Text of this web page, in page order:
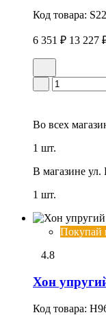
Код товара:
6 351 ₽ 13 227
Во всех
1 шт.
В магазине ул.
1 шт.
Покупай
4.8
Хон
Код товара: